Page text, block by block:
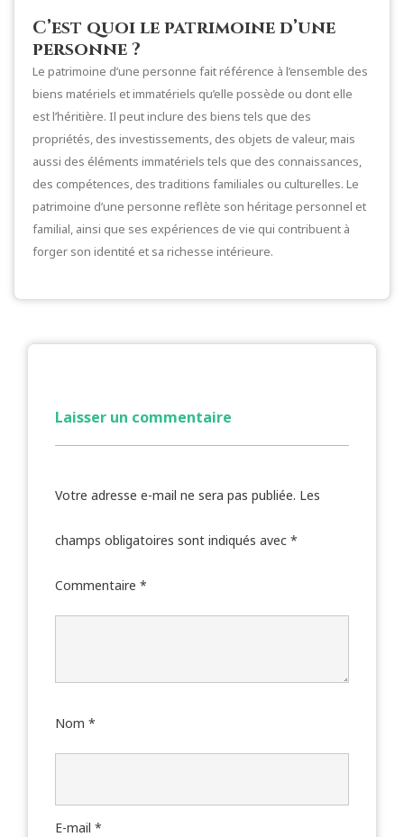
C’est quoi le patrimoine d’une
personne ?
Le patrimoine d’une personne fait référence à l’ensemble des
biens matériels et immatériels qu’elle possède ou dont elle
est l’héritière. Il peut inclure des biens tels que des
propriétés, des investissements, des objets de valeur, mais
aussi des éléments immatériels tels que des connaissances,
des compétences, des traditions familiales ou culturelles. Le
patrimoine d’une personne reflète son héritage personnel et
familial, ainsi que ses expériences de vie qui contribuent à
forger son identité et sa richesse intérieure.
Laisser un commentaire
Votre adresse e-mail ne sera pas publiée. Les
champs obligatoires sont indiqués avec *
Commentaire *
Nom *
E-mail *